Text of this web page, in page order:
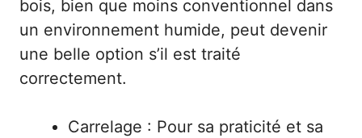
bois, bien que moins conventionnel dans
un environnement humide, peut devenir
une belle option s’il est traité
correctement.
Carrelage : Pour sa praticité et sa